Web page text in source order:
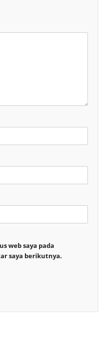
web saya pada
saya berikutnya.